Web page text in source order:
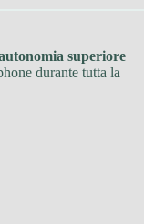
superiore
durante tutta la